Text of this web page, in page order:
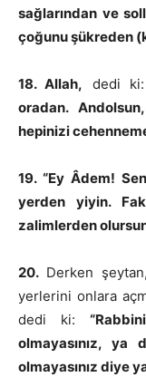
sağlarından ve
çoğunu şükreden
18. Allah, dedi ki:
oradan.
hepinizi
19. “Ey Âdem!
yerden yiyin.
zalimlerden
20. Derken
yerlerini onlara
dedi ki:
olmayasınız, ya
olmayasınız diye